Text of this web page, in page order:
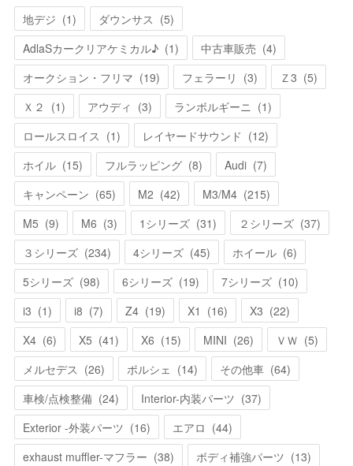
地デジ (1) ダウンサス (5)
AdlaSカークリアケミカル♪ (1) 中古車販売 (4)
オークション・フリマ (19) フェラーリ (3) Ｚ3 (5)
Ｘ２ (1) アウディ (3) ランボルギーニ (1)
ロールスロイス (1) レイヤードサウンド (12)
ホイル (15) フルラッピング (8) Audi (7)
キャンペーン (65) M2 (42) M3/M4 (215)
M5 (9) M6 (3) 1シリーズ (31) ２シリーズ (37)
３シリーズ (234) 4シリーズ (45) ホイール (6)
5シリーズ (98) 6シリーズ (19) 7シリーズ (10)
i3 (1) i8 (7) Z4 (19) X1 (16) X3 (22)
X4 (6) X5 (41) X6 (15) MINI (26) ＶＷ (5)
メルセデス (26) ポルシェ (14) その他車 (64)
車検/点検整備 (24) Interior-内装パーツ (37)
Exterior -外装パーツ (16) エアロ (44)
exhaust muffler-マフラー (38) ボディ補強パーツ (13)